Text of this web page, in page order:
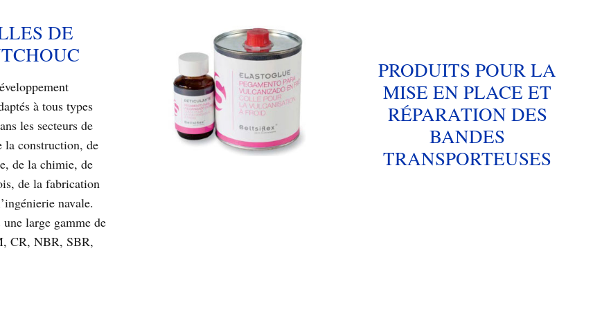
DE
à tous types
les secteurs de
la construction, de
de la chimie, de
de la fabrication
navale.
large gamme de
CR, NBR, SBR,
PRODUITS POUR LA
MISE EN PLACE ET
RÉPARATION DES
BANDES
TRANSPORTEUSES